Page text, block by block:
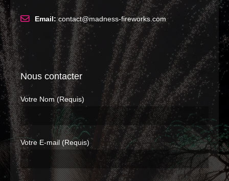
Email:contact@madness-fireworks.com
Nous contacter
Votre Nom (Requis)
Votre E-mail (Requis)